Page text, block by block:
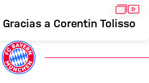
a Corentin Tolisso